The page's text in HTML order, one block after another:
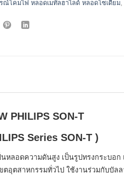
ณ์โคมไฟ หลอดเมทัลฮาไลด์ หลอดโซเดียม
PHILIPS SON-T
Series SON-T )
นหลอดความดันสูง เป็นรูปทรงกระบอก
อุตสาหกรรมทั่วไป ใช้งานร่วมกับบัลล